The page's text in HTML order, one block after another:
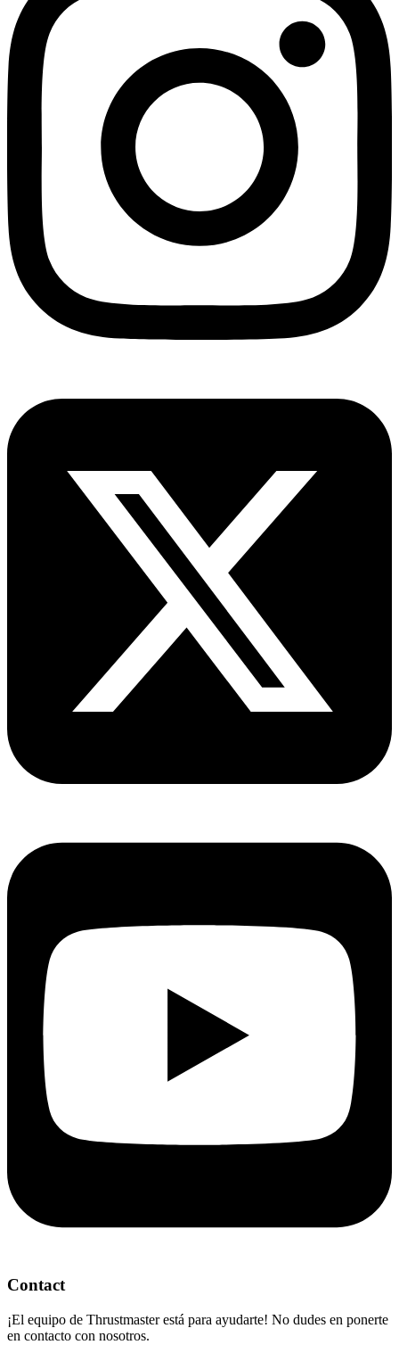
Contact
¡El equipo de Thrustmaster está para ayudarte! No dudes en ponerte
en contacto con nosotros.